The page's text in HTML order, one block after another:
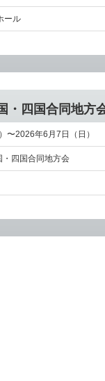
ール
・四国合同地方
〜2026年6月7日（日）
・四国合同地方会